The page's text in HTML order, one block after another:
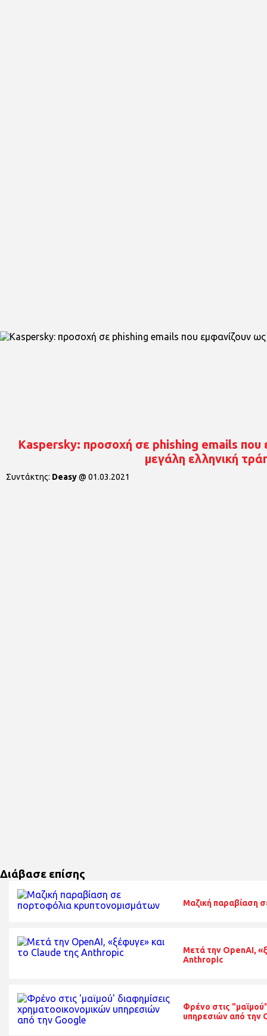
Kaspersky: προσοχή σε phishing emails
μεγάλη ελληνική
Συντάκτης: Deasy@ 01.03.2021
Διάβασε επίσης
Μαζική παραβίαση
Μετά την OpenAI,
Anthropic
Φρένο στις
υπηρεσιών από την